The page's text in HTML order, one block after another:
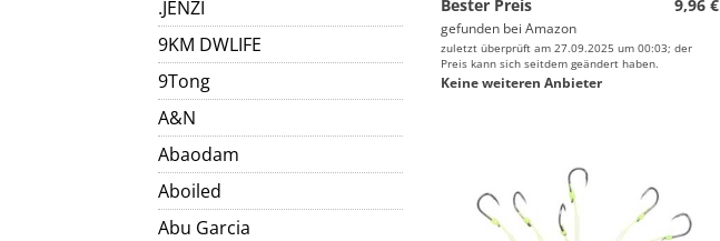
.JENZI
9KM DWLIFE
9Tong
A&N
Abaodam
Aboiled
Abu Garcia
Bester Preis
9,96 €
gefunden bei Amazon
zuletzt überprüft am 27.09.2025 um 00:03; der
Preis kann sich seitdem geändert haben.
Keine weiteren Anbieter